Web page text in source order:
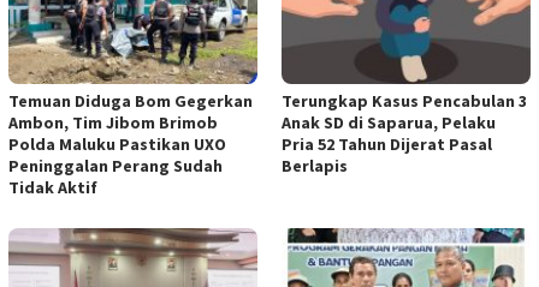
Temuan Diduga Bom Gegerkan
Ambon, Tim Jibom Brimob
Polda Maluku Pastikan UXO
Peninggalan Perang Sudah
Tidak Aktif
Terungkap Kasus Pencabulan 3
Anak SD di Saparua, Pelaku
Pria 52 Tahun Dijerat Pasal
Berlapis